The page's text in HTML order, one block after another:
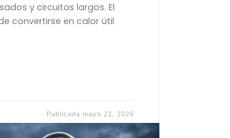
y circuitos largos. El
convertirse en calor útil
Publicada mayo 21, 2026